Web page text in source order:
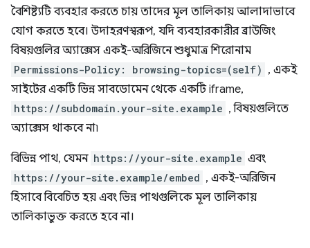
বৈশিষ্ট্যটি ব্যবহার করতে চায় তাদের মূল তালিকায় আলাদাভাবে
যোগ করতে হবে। উদাহরণস্বরূপ, যদি ব্যবহারকারীর ব্রাউজিং
বিষয়গুলির অ্যাক্সেস একই-অরিজিনে শুধুমাত্র শিরোনাম
Permissions-Policy: browsing-topics=(self) , একই
সাইটের একটি ভিন্ন সাবডোমেন থেকে একটি iframe,
https://subdomain.your-site.example , বিষয়গুলিতে
অ্যাক্সেস থাকবে না৷
বিভিন্ন পাথ, যেমন https://your-site.example এবং
https://your-site.example/embed , একই-অরিজিন
হিসাবে বিবেচিত হয় এবং ভিন্ন পাথগুলিকে মূল তালিকায়
তালিকাভুক্ত করতে হবে না।